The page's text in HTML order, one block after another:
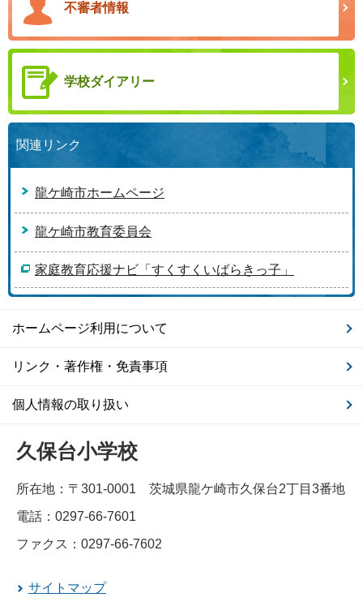
不審者情報
学校ダイアリー
関連リンク
龍ケ崎市ホームページ
龍ケ崎市教育委員会
家庭教育応援ナビ「すくすくいばらきっ子」
ホームページ利用について
リンク・著作権・免責事項
個人情報の取り扱い
久保台小学校
所在地：〒301-0001 茨城県龍ケ崎市久保台2丁目3番地
電話：0297-66-7601
ファクス：0297-66-7602
サイトマップ